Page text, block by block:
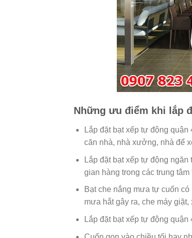
Những ưu điểm khi lắp
Lắp đặt bạt xếp tự động
căn nhà, nhà xưởng, nhà để
Lắp đặt bạt xếp tự động
gian hàng trong các trung
Bạt che nắng mưa tự cuốn
mưa hắt gây ra, che máy
Lắp đặt bạt xếp tự động